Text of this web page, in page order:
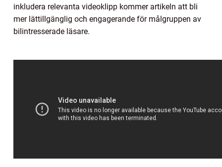
inkludera relevanta videoklipp kommer artikeln att bli
mer lättillgänglig och engagerande för målgruppen av
bilintresserade läsare.